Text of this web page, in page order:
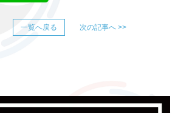
一覧へ戻る 次の記事へ >>